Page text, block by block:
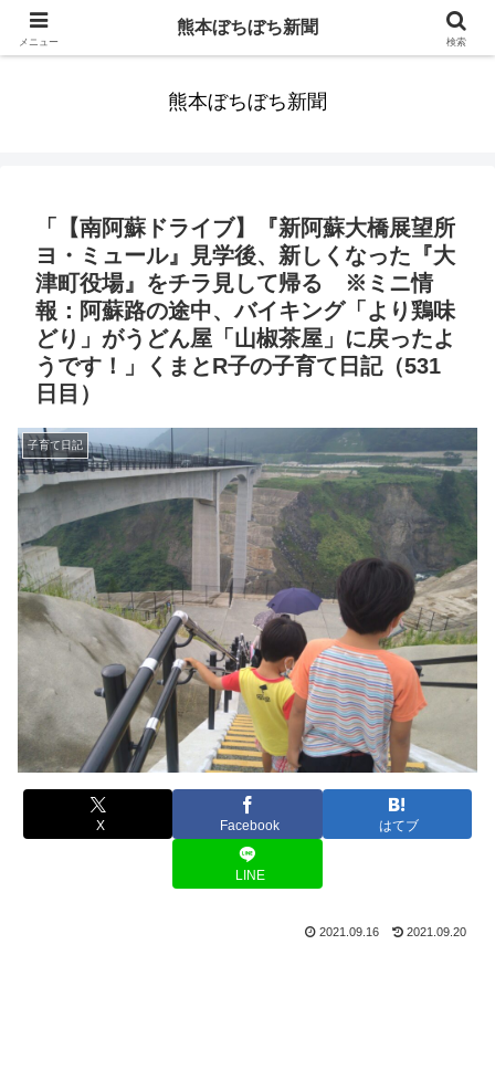
みんなまだ気づかずすごしていたんだわ。ずっといっしょに歩いてゆけるっ
熊本ぼちぼち新聞
「【南阿蘇ドライブ】『新阿蘇大橋展望所
ヨ・ミュール』見学後、新しくなった『大
津町役場』をチラ見して帰る ※ミニ情
報：阿蘇路の途中、バイキング「より鶏味
どり」がうどん屋「山椒茶屋」に戻ったよ
うです！」くまとR子の子育て日記（531
日目）
子育て日記
X Facebook はてブ
LINE
2021.09.16 2021.09.20
メニュー
熊本ぼちぼち新聞
検索